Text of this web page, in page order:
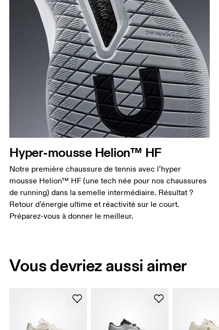
Hyper-mousse Helion™ HF
Notre première chaussure de tennis avec l’hyper
mousse Helion™ HF (une tech née pour nos chaussures
de running) dans la semelle intermédiaire. Résultat ?
Retour d’énergie ultime et réactivité sur le court.
Préparez-vous à donner le meilleur.
Vous devriez aussi aimer